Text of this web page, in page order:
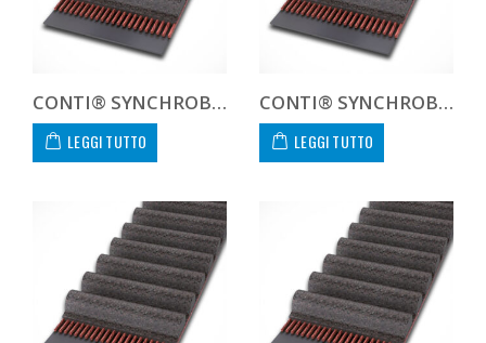
CONTI® SYNCHROBELT 750H300
LEGGI TUTTO
CONTI® SYNCHROBELT 770XH300
LEGGI TUTTO